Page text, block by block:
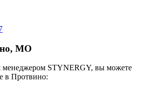
МО
менеджером STYNERGY, вы можете
в Протвино: